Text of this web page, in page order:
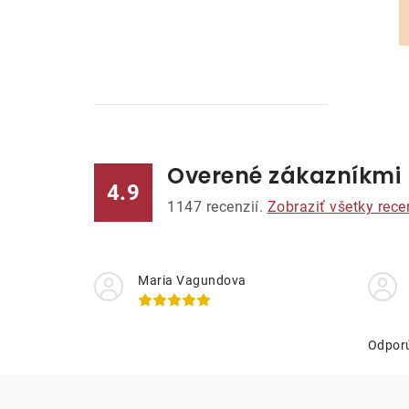
l
4.9
Overené zákazníkmi
1147 recenzií. Zobraziť všetky
Maria Vagundova